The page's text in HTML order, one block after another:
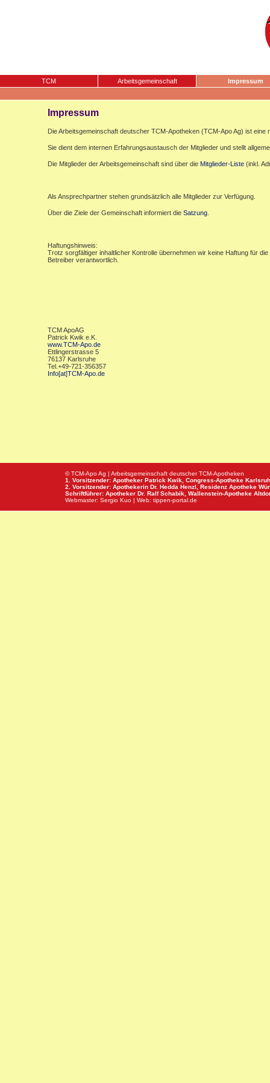
TCM Arbeitsgemeinschaft Impressum
Impressum
Die Arbeitsgemeinschaft deutscher TCM-Apotheken (TCM-Apo Ag) ist eine
Sie dient dem internen Erfahrungsaustausch der Mitglieder und stellt
Die Mitglieder der Arbeitsgemeinschaft sind über die Mitglieder-Liste (inkl.
Als Ansprechpartner stehen grundsätzlich alle Mitglieder zur Verfügung.
Über die Ziele der Gemeinschaft informiert die Satzung
Haftungshinweis:
Trotz sorgfältiger inhaltlicher Kontrolle übernehmen wir keine Haftung für
Betreiber verantwortlich.
TCM ApoAG
Patrick Kwik e.K.
www.TCM-Apo.de
Ettlingerstrasse 5
76137 Karlsruhe
Tel.+49-721-356357
Info[at]TCM-Apo.de
© TCM-Apo Ag | Arbeitsgemeinschaft deutscher TCM-Apotheken
1. Vorsitzender: Apotheker Patrick Kwik, Congress-Apotheke
2. Vorsitzender: Apothekerin Dr. Hedda Henzl, Residenz Apotheke
Schriftführer: Apotheker Dr. Ralf Schabik, Wallenstein-Apotheke
Webmaster: Sergio Kuo | Web: tippen-portal.de